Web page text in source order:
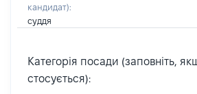
кандидат):
суддя
Категорія посади (заповніть,
стосується):